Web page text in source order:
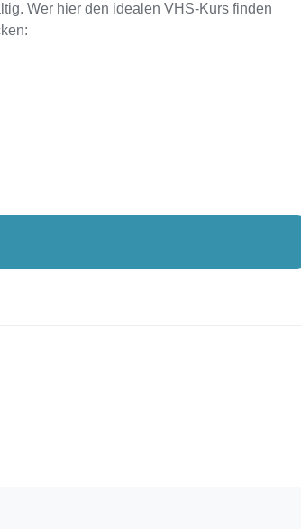
Wer hier den idealen VHS-Kurs finden